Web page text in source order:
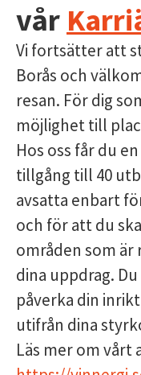
vår
Vi fortsätter att
Borås och
resan. För dig
möjlighet till
Hos oss får du
tillgång till 40
avsatta enbart
och för att du
områden som är
dina uppdrag.
påverka din
utifrån dina
Läs mer om vårt